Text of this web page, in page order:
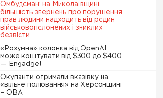
Омбудсман: на Миколаївщині
більшість звернень про порушення
прав людини надходить від родин
військовополонених і зниклих
безвісти
«Розумна» колонка від OpenAI
може коштувати від $300 до $400
— Engadget
Окупанти отримали вказівку на
«вільне полювання» на Херсонщині
– ОВА